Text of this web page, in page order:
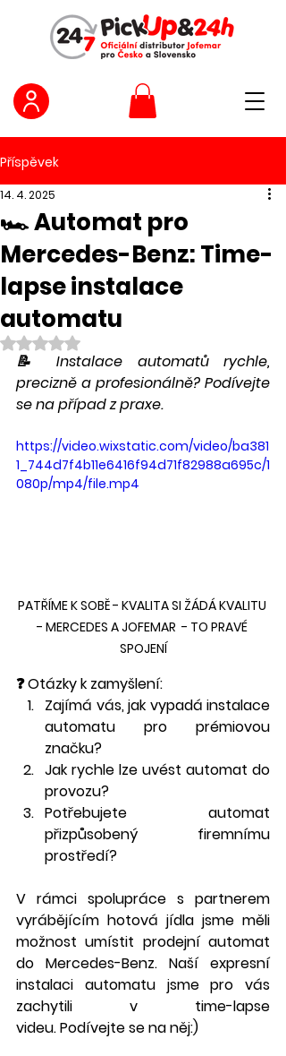
Příspěvek
🏎️ Automat pro
Mercedes-Benz: Time-
lapse instalace
automatu
14. 4. 2025
Hodnoceno NaN z 5 hvězdiček.
📝 Instalace automatů rychle,
precizně a profesionálně? Podívejte
se na případ z praxe.
https://video.wixstatic.com/video/ba381
1_744d7f4b11e6416f94d71f82988a695c/1
080p/mp4/file.mp4
PATŘÍME K SOBĚ - KVALITA SI ŽÁDÁ KVALITU
- MERCEDES A JOFEMAR  - TO PRAVÉ
SPOJENÍ
❓ Otázky k zamyšlení:
Zajímá vás, jak vypadá instalace
automatu pro prémiovou
značku?
Jak rychle lze uvést automat do
provozu?
Potřebujete automat
přizpůsobený firemnímu
prostředí?
V rámci spolupráce s partnerem
vyrábějícím hotová jídla jsme měli
možnost umístit prodejní automat
do Mercedes-Benz. Naší expresní
instalaci automatu jsme pro vás
zachytili v time-lapse
videu. Podívejte se na něj:)